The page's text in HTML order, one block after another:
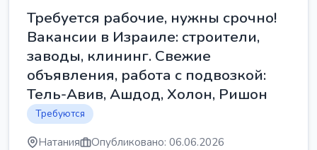
Требуется рабочие, нужны срочно!
Вакансии в Израиле: строители,
заводы, клининг. Свежие
объявления, работа с подвозкой:
Тель-Авив, Ашдод, Холон, Ришон
Требуются
Натания Опубликовано: 06.06.2026